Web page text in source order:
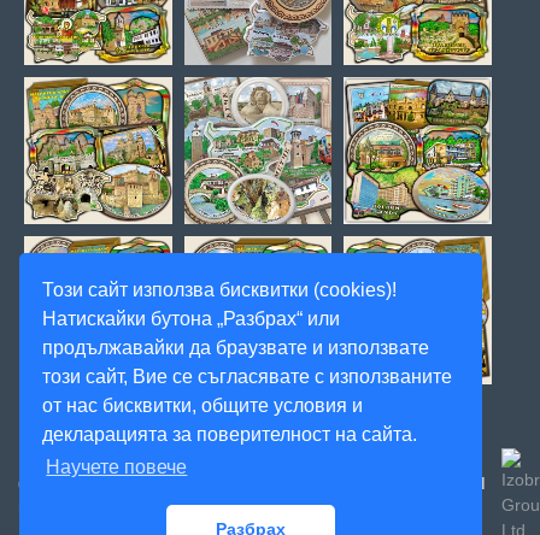
Този сайт използва бисквитки (cookies)!
Натискайки бутона „Разбрах“ или
продължавайки да браузвате и използвате
този сайт, Вие се съгласявате с използваните
от нас бисквитки, общите условия и
декларацията за поверителност на сайта.
Научете повече
Разбрах
© 2020, Magnitnisuveniri.bg, Артекс Студио, Всички
Created